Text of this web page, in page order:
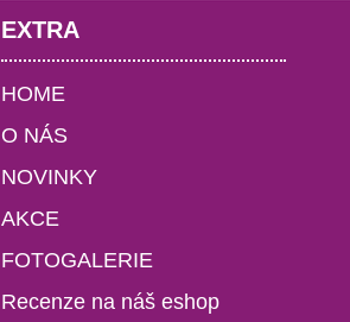
EXTRA
HOME
O NÁS
NOVINKY
AKCE
FOTOGALERIE
Recenze na náš eshop